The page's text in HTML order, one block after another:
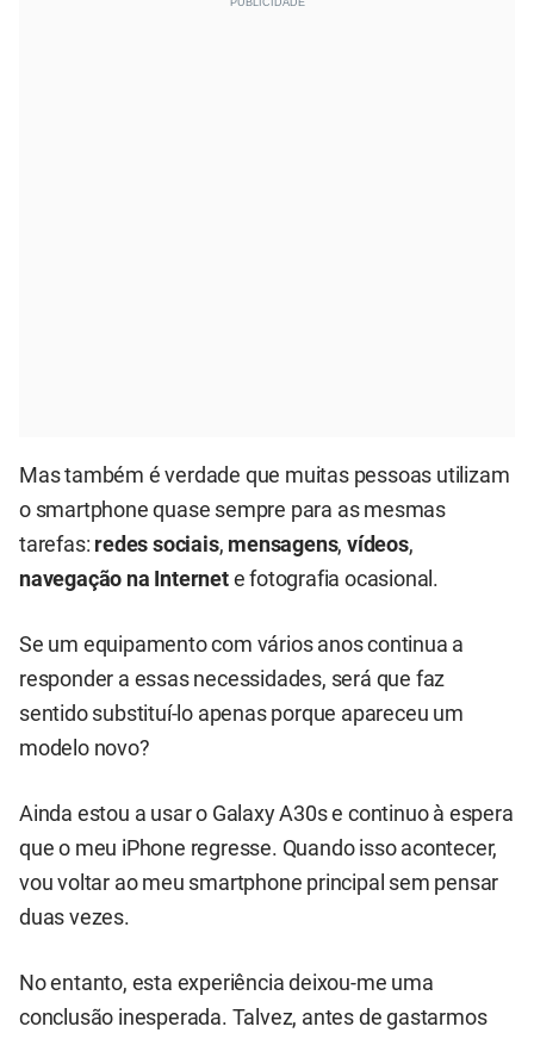
Mas também é verdade que muitas pessoas utilizam
o smartphone quase sempre para as mesmas
tarefas: redes sociais, mensagens,vídeos,
navegação na Internete fotografia ocasional.
Se um equipamento com vários anos continua a
responder a essas necessidades, será que faz
sentido substituí-lo apenas porque apareceu um
modelo novo?
Ainda estou a usar o Galaxy A30s e continuo à espera
que o meu iPhone regresse. Quando isso acontecer,
vou voltar ao meu smartphone principal sem pensar
duas vezes.
No entanto, esta experiência deixou-me uma
conclusão inesperada. Talvez, antes de gastarmos